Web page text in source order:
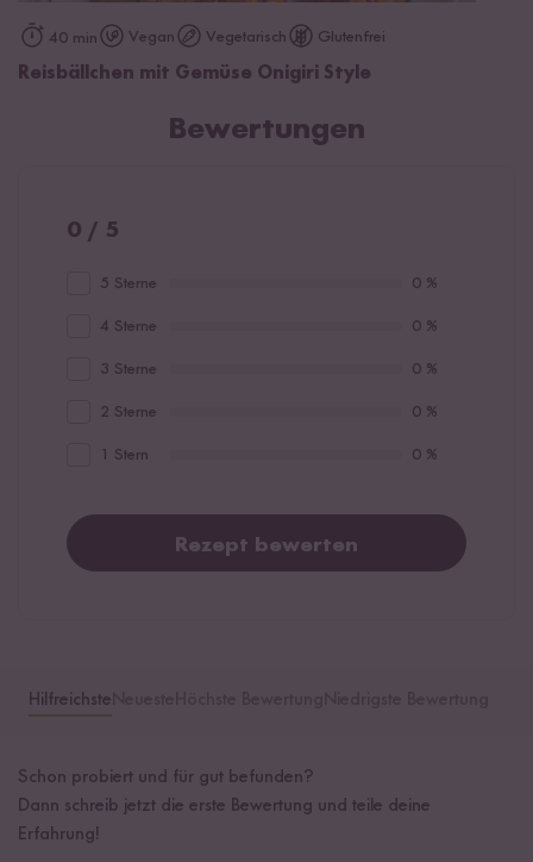
40 min Vegan Vegetarisch Glutenfrei
Reisbällchen mit Gemüse Onigiri Style
Bewertungen
0 / 5
5 Sterne 0 %
4 Sterne 0 %
3 Sterne 0 %
2 Sterne 0 %
1 Stern 0 %
Rezept bewerten
Hilfreichste
Schon probiert und für gut befunden?
Dann schreib jetzt die erste Bewertung und teile deine
Erfahrung!